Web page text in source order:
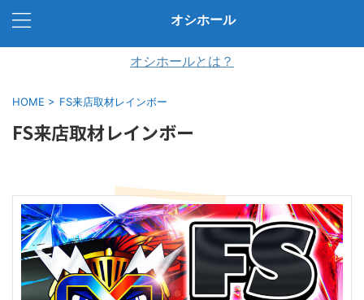
オシホール
オシホールとは？
HOME > FS来店取材レインボー
FS来店取材レインボー